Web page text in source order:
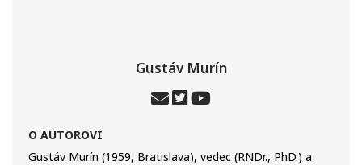
Gustáv Murín
O AUTOROVI
Gustáv Murín (1959, Bratislava), vedec (RNDr., PhD.) a